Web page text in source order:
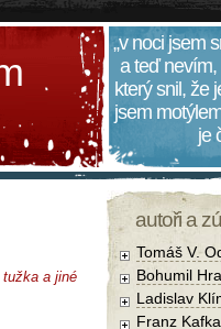
„v noci jsem
a teď
který snil, že
jsem
je
tužka a jiné
autoři a
Tomáš V.
Bohumil
Ladislav
Franz Kafka